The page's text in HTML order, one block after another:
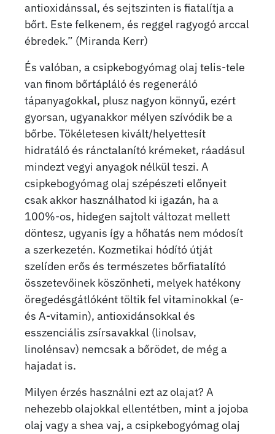
antioxidánssal, és sejtszinten is fiatalítja a
bőrt. Este felkenem, és reggel ragyogó arccal
ébredek.” (Miranda Kerr)
És valóban, a csipkebogyómag olaj telis-tele
van finom bőrtápláló és regeneráló
tápanyagokkal, plusz nagyon könnyű, ezért
gyorsan, ugyanakkor mélyen szívódik be a
bőrbe. Tökéletesen kivált/helyettesít
hidratáló és ránctalanító krémeket, ráadásul
mindezt vegyi anyagok nélkül teszi. A
csipkebogyómag olaj szépészeti előnyeit
csak akkor használhatod ki igazán, ha a
100%-os, hidegen sajtolt változat mellett
döntesz, ugyanis így a hőhatás nem módosít
a szerkezetén. Kozmetikai hódító útját
szelíden erős és természetes bőrfiatalító
összetevőinek köszönheti, melyek hatékony
öregedésgátlóként töltik fel vitaminokkal (e-
és A-vitamin), antioxidánsokkal és
esszenciális zsírsavakkal (linolsav,
linolénsav) nemcsak a bőrödet, de még a
hajadat is.
Milyen érzés használni ezt az olajat? A
nehezebb olajokkal ellentétben, mint a jojoba
olaj vagy a shea vaj, a csipkebogyómag olaj